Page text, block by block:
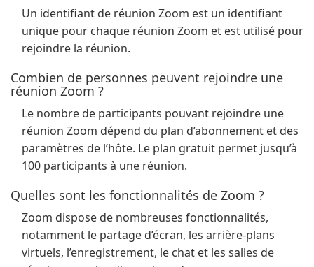
Un identifiant de réunion Zoom est un identifiant
unique pour chaque réunion Zoom et est utilisé pour
rejoindre la réunion.
Combien de personnes peuvent rejoindre une
réunion Zoom ?
Le nombre de participants pouvant rejoindre une
réunion Zoom dépend du plan d’abonnement et des
paramètres de l’hôte. Le plan gratuit permet jusqu’à
100 participants à une réunion.
Quelles sont les fonctionnalités de Zoom ?
Zoom dispose de nombreuses fonctionnalités,
notamment le partage d’écran, les arrière-plans
virtuels, l’enregistrement, le chat et les salles de